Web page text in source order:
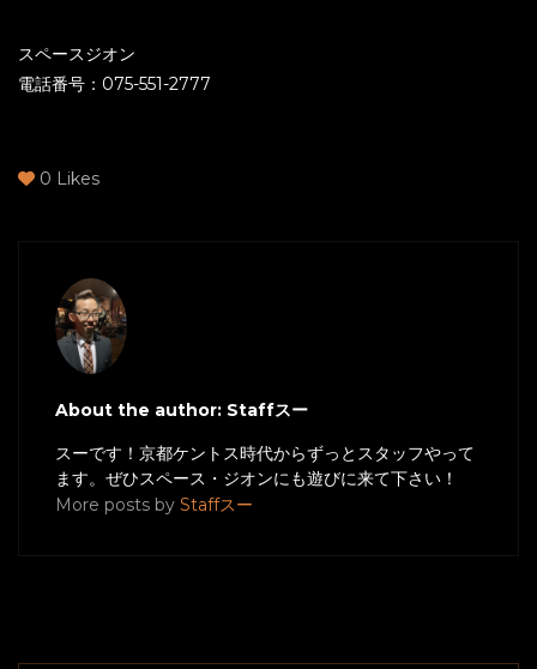
スペースジオン
電話番号：075-551-2777
0 Likes
About the author: Staffスー
スーです！京都ケントス時代からずっとスタッフやって
ます。ぜひスペース・ジオンにも遊びに来て下さい！
More posts by Staffスー